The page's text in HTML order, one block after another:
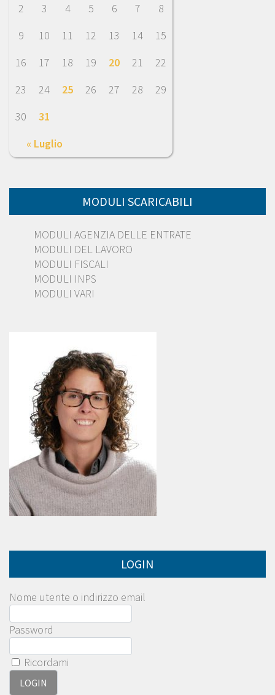
« Luglio
2
3 4 5 6 7
8
9
10 11 12 13 14
15
16
17 18 19 20 21
22
23
24 25 26 27 28
29
30
31
MODULI SCARICABILI
MODULI AGENZIA DELLE ENTRATE
MODULI DEL LAVORO
MODULI FISCALI
MODULI INPS
MODULI VARI
LOGIN
Nome utente o indirizzo email
Password
Ricordami